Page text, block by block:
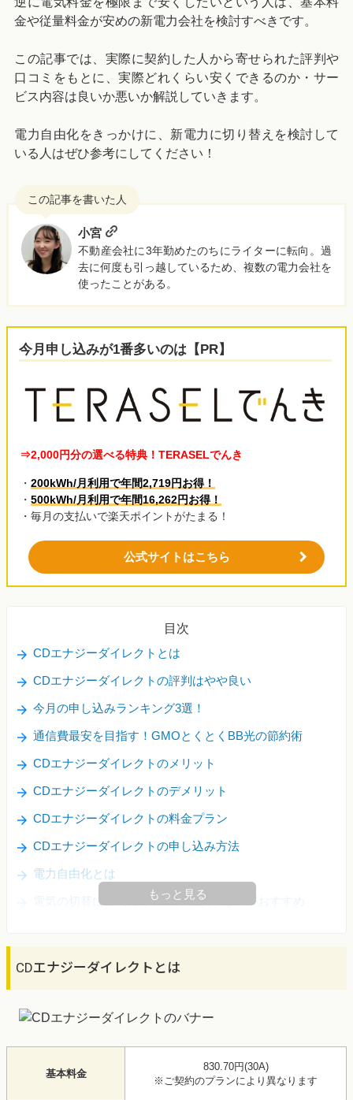
金や従量料金が安めの新電力会社を検討すべきです。
この記事では、実際に契約した人から寄せられた評判や
口コミをもとに、実際どれくらい安くできるのか・サー
ビス内容は良いか悪いか解説していきます。
電力自由化をきっかけに、新電力に切り替えを検討して
いる人はぜひ参考にしてください！
小宮
不動産会社に3年勤めたのちにライターに転向。過
去に何度も引っ越しているため、複数の電力会社を
使ったことがある。
今月申し込みが1番多いのは【PR】
⇒2,000円分の選べる特典！TERASELでんき
・ 200kWh/月利用で年間2,719円お得！
・ 500kWh/月利用で年間16,262円お得！
・毎月の支払いで楽天ポイントがたまる！
公式サイトはこちら
目次
CDエナジーダイレクトとは
CDエナジーダイレクトの評判はやや良い
今月の申し込みランキング3選！
通信費最安を目指す！GMOとくとくBB光の節約術
CDエナジーダイレクトのメリット
CDエナジーダイレクトのデメリット
CDエナジーダイレクトの料金プラン
CDエナジーダイレクトの申し込み方法
電力自由化とは
電気の切替に悩んだらプロに相談するのがおすすめ
もっと見る
CDエナジーダイレクトとは
基本料金
830.70円(30A)
※ご契約のプランにより異なります